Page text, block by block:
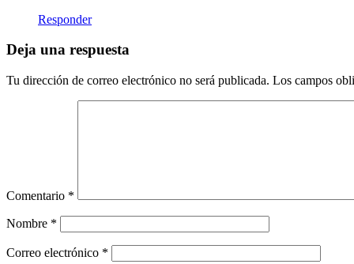
Responder
Deja una respuesta
Tu dirección de correo electrónico no será publicada. Los campos
Comentario *
Nombre *
Correo electrónico *